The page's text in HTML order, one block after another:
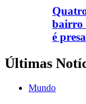
bairro
é presa
Últimas
Mundo